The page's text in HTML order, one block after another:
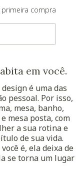
compra
em você.
é uma das
pessoal. Por isso,
mesa, banho,
mesa posta, com
a sua rotina e
de sua vida.
é, ela deixa de
se torna um lugar